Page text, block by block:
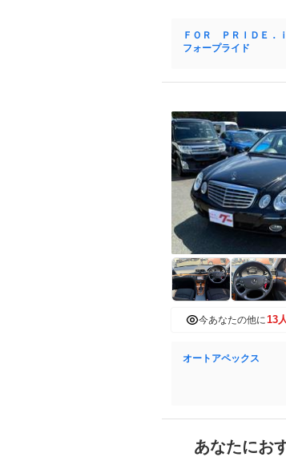
ＦＯＲ ＰＲＩＤＥ．
フォープライド
今あなたの他に13
オートアペックス
あなたにお